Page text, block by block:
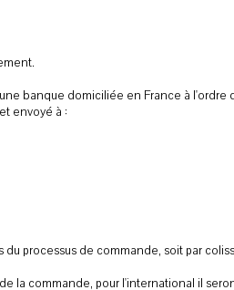
banque domiciliée en France à l'ordre
envoyé à :
processus de commande, soit par
la commande, pour l'international il